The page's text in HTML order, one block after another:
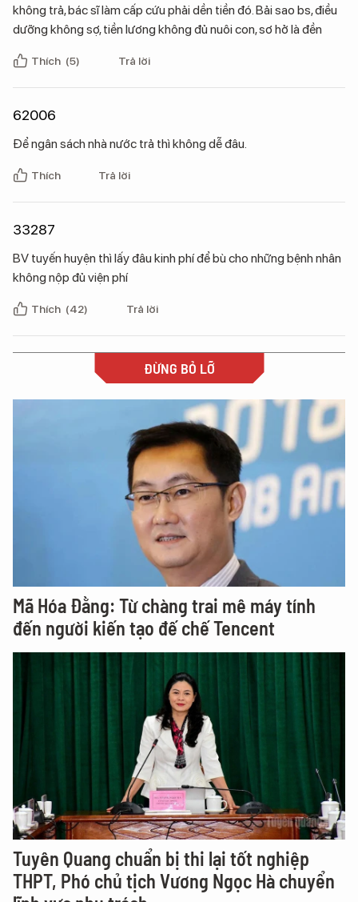
không trả, bác sĩ làm cấp cứu phải dền tiền đó. Bải sao bs, điều
dưỡng không sợ, tiền lương không đủ nuôi con, sơ hở là đền
Thích (5) Trả lời
62006
Để ngân sách nhà nước trả thì không dễ đâu.
Thích Trả lời
33287
BV tuyến huyện thì lấy đâu kinh phí để bù cho những bệnh nhân
không nộp đủ viện phí
Thích (42) Trả lời
ĐỪNG BỎ LỠ
Mã Hóa Đằng: Từ chàng trai mê máy tính
đến người kiến tạo đế chế Tencent
Tuyên Quang chuẩn bị thi lại tốt nghiệp
THPT, Phó chủ tịch Vương Ngọc Hà chuyển